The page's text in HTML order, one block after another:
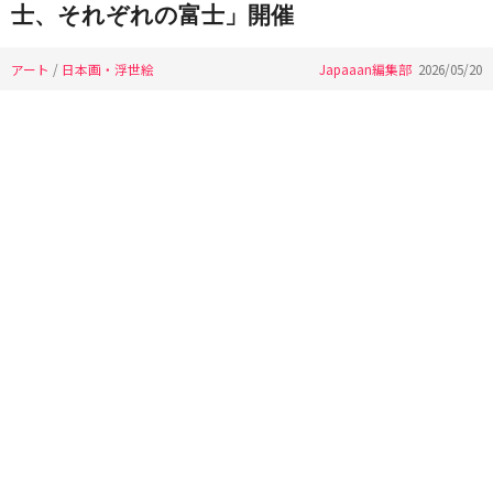
士、それぞれの富士」開催
アート / 日本画・浮世絵 Japaaan編集部 2026/05/20